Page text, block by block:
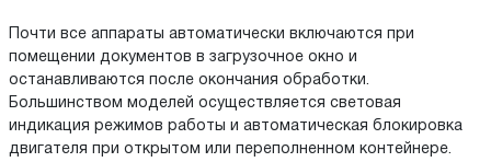
Почти все аппараты автоматически включаются при
помещении документов в загрузочное окно и
останавливаются после окончания обработки.
Большинством моделей осуществляется световая
индикация режимов работы и автоматическая блокировка
двигателя при открытом или переполненном контейнере.